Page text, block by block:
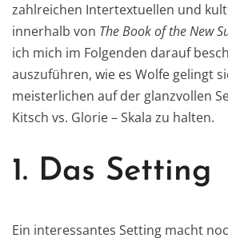
zahlreichen Intertextuellen und
innerhalb von The Book of the New
ich mich im Folgenden darauf
auszuführen, wie es Wolfe gelingt
meisterlichen auf der glanzvollen
Kitsch vs. Glorie – Skala zu halten.
1. Das Setting
Ein interessantes Setting macht